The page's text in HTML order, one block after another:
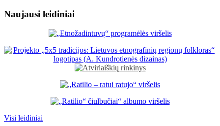
Naujausi leidiniai
Visi leidiniai